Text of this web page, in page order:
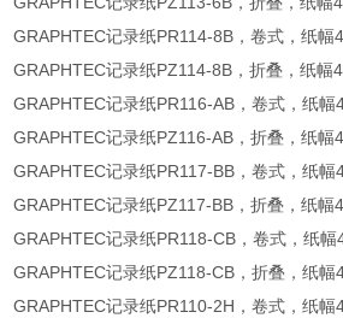
GRAPHTEC记录纸PR114-8B，卷式，纸幅
GRAPHTEC记录纸PZ114-8B，折叠，纸幅
GRAPHTEC记录纸PR116-AB，卷式，纸
GRAPHTEC记录纸PZ116-AB，折叠，纸
GRAPHTEC记录纸PR117-BB，卷式，纸
GRAPHTEC记录纸PZ117-BB，折叠，纸
GRAPHTEC记录纸PR118-CB，卷式，纸
GRAPHTEC记录纸PZ118-CB，折叠，纸
GRAPHTEC记录纸PR110-2H，卷式，纸